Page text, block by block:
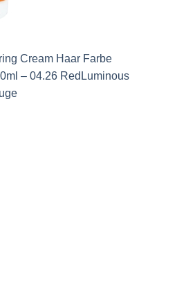
Cream Haar Farbe
– 04.26 RedLuminous